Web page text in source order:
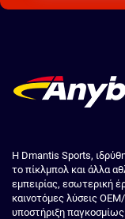
Η Dmantis Sports,
το πίκλμπολ και άλλα
εμπειρίας, εσωτερική
καινοτόμες λύσεις
υποστήριξη παγκοσμίως.